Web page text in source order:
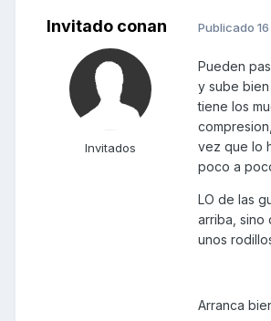
Invitado conan
Invitados
Publicado
Pueden
y sube
tiene los
vez que lo
poco a
LO de las
arriba, sino
unos
Arranca